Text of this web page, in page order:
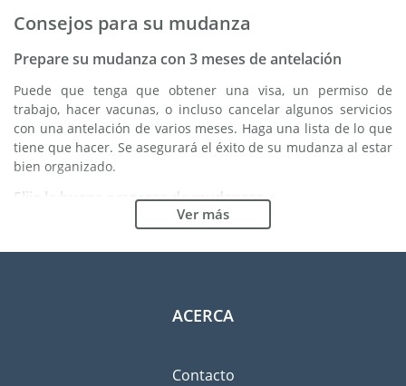
Consejos para su mudanza
Prepare su mudanza con 3 meses de antelación
Puede que tenga que obtener una visa, un permiso de
trabajo, hacer vacunas, o incluso cancelar algunos servicios
con una antelación de varios meses. Haga una lista de lo que
tiene que hacer. Se asegurará el éxito de su mudanza al estar
bien organizado.
Elija la buena empresa de mudanzas
Los servicios de una buena empresa de mudanzas son
esenciales para cualquier proyecto de expatriación a Perth.
internos de calidad, la variedad de paquetes de envoltura
Ver más
ACERCA
Contacto